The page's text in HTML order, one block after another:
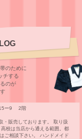
のために
チする
のが
15ー9 2階
・販売しております。 取り扱
校は当店から通える範囲。都
ご相談下さい。 ハンドメイド